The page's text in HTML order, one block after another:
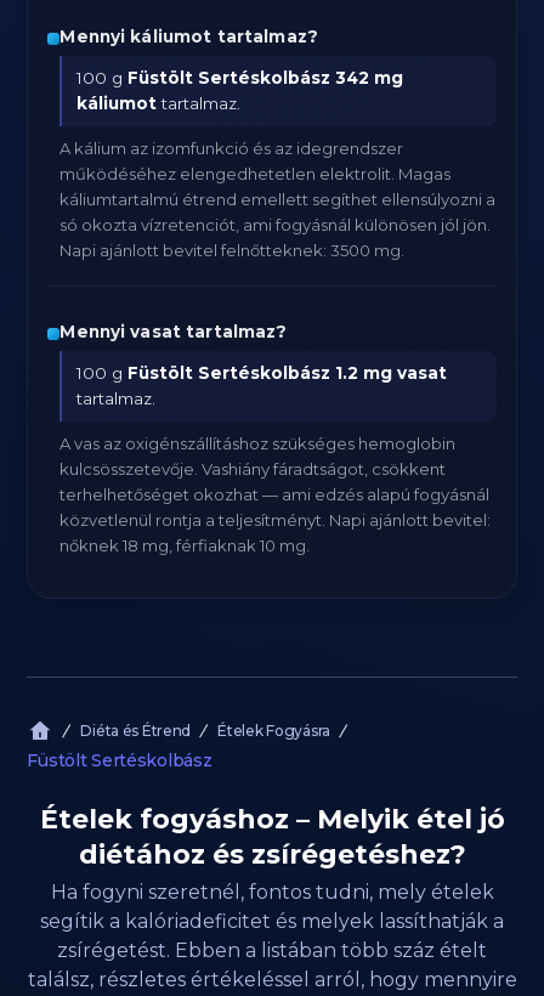
Mennyi káliumot tartalmaz?
100 g Füstölt Sertéskolbász 342 mg
káliumottartalmaz.
A kálium az izomfunkció és az idegrendszer
működéséhez elengedhetetlen elektrolit. Magas
káliumtartalmú étrend emellett segíthet ellensúlyozni a
só okozta vízretenciót, ami fogyásnál különösen jól jön.
Napi ajánlott bevitel felnőtteknek: 3500 mg.
Mennyi vasat tartalmaz?
100 g Füstölt Sertéskolbász 1.2 mg vasat
tartalmaz.
A vas az oxigénszállításhoz szükséges hemoglobin
kulcsösszetevője. Vashiány fáradtságot, csökkent
terhelhetőséget okozhat — ami edzés alapú fogyásnál
közvetlenül rontja a teljesítményt. Napi ajánlott bevitel:
nőknek 18 mg, férfiaknak 10 mg.
Diéta és Étrend Ételek Fogyásra
Füstölt Sertéskolbász
Ételek fogyáshoz – Melyik étel jó
diétához és zsírégetéshez?
Ha fogyni szeretnél, fontos tudni, mely ételek
segítik a kalóriadeficitet és melyek lassíthatják a
zsírégetést. Ebben a listában több száz ételt
találsz, részletes értékeléssel arról, hogy mennyire